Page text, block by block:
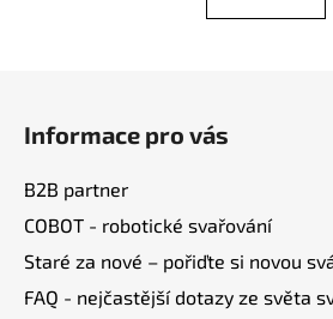
Informace pro vás
B2B partner
COBOT - robotické svařování
Staré za nové – pořiďte si novou
FAQ - nejčastější dotazy ze světa